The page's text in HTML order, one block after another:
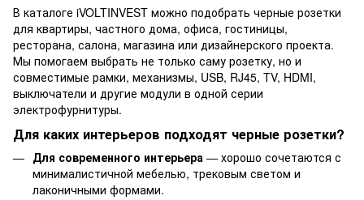
В каталоге iVOLTINVEST можно подобрать черные розетки
для квартиры, частного дома, офиса, гостиницы,
ресторана, салона, магазина или дизайнерского проекта.
Мы помогаем выбрать не только саму розетку, но и
совместимые рамки, механизмы, USB, RJ45, TV, HDMI,
выключатели и другие модули в одной серии
электрофурнитуры.
Для каких интерьеров подходят черные розетки?
Для современного интерьера — хорошо сочетаются с
минималистичной мебелью, трековым светом и
лаконичными формами.